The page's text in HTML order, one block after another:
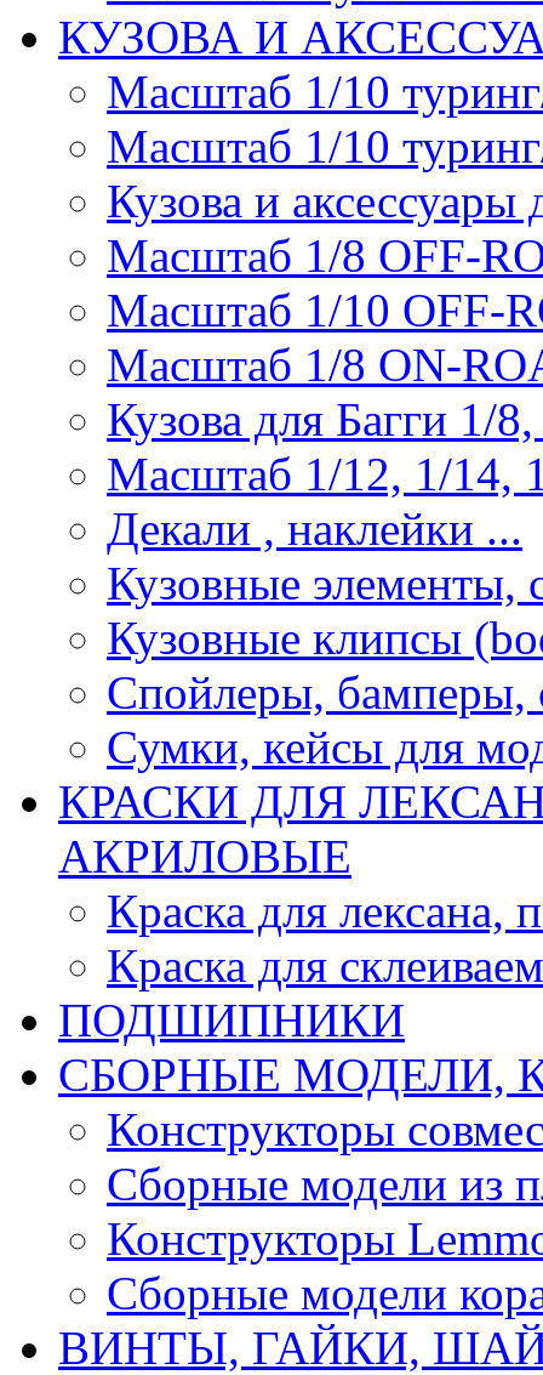
КУЗОВА И
Масштаб 1/10
Масштаб 1/10
Кузова и
Масштаб 1/8 OFF-
Масштаб 1/10 OFF-
Масштаб 1/8 ON-
Кузова для Багги 1/
Масштаб 1/12, 1/14,
Декали , наклейки ...
Кузовные элементы,
Кузовные клипсы
Спойлеры, бамперы,
Сумки, кейсы для
КРАСКИ ДЛЯ
АКРИЛОВЫЕ
Краска для лексана,
Краска для
ПОДШИПНИКИ
CБОРНЫЕ МОДЕЛИ,
Конструкторы
Сборные модели из
Конструкторы
Сборные модели
ВИНТЫ, ГАЙКИ,